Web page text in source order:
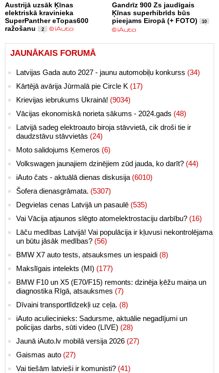
Austrijā uzsāk Ķīnas
elektriskā kravinieka
SuperPanther eTopas600
ražošanu
2
Gandrīz 900 Zs jaudīgais
Ķīnas superhibrīds būs
pieejams Eiropā (+ FOTO)
10
JAUNĀKAIS FORUMĀ
Latvijas Gada auto 2027 - jaunu automobiļu konkurss (34)
Kārtējā avārija Jūrmalā pie Circle K (17)
Krievijas iebrukums Ukrainā! (9034)
Vācijas ekonomiskā norieta sākums - 2024.gads (48)
Latvijā sadeg elektroauto biroja stāvvietā, cik droši tie ir
daudzstāvu stāvvietās (24)
Moto salidojums Ķemeros (6)
Volkswagen jaunajiem dzinējiem zūd jauda, ko darīt? (44)
iAuto čats - aktuālā dienas diskusija (6010)
Šofera dienasgrāmata. (5307)
Degvielas cenas Latvijā un pasaulē (535)
Vai Vācija atjaunos slēgto atomelektrostaciju darbību? (16)
Lāču medības Latvijā! Vai populācija ir kļuvusi nekontrolējama
un būtu jāsāk medības? (56)
BMW X7 auto tests, atsauksmes un iespaidi (8)
Makslīgais intelekts (MI) (177)
BMW F10 un X5 (E70/F15) remonts: dzinēja ķēžu maiņa un
diagnostika Rīgā, atsauksmes (7)
Dīvaini transportlīdzekļi uz ceļa. (8)
iAuto aculiecinieks: Sadursme, aktuālie negadījumi un
policijas darbs, sūti video (LIVE) (28)
Jaunā iAuto.lv mobilā versija 2026 (27)
Gaismas auto (27)
Vai tiešām latvieši ir komunisti? (41)